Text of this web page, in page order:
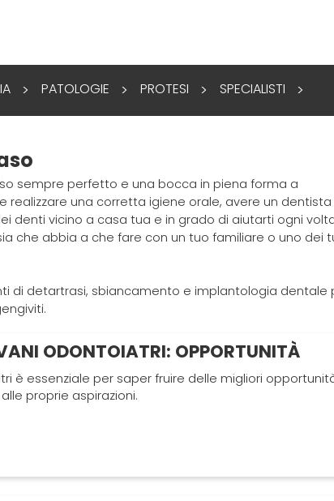
> PATOLOGIE > PROTESI > SPECIALISTI >
sempre perfetto e una bocca in piena forma a
una corretta igiene orale, avere un dentista
denti vicino a casa tua e in grado di aiutarti ogni
che abbia a che fare con un tuo familiare o uno dei
di detartrasi, sbiancamento e implantologia dentale
ODONTOIATRI: OPPORTUNITÀ
è essenziale per saper fruire delle migliori
proprie aspirazioni.